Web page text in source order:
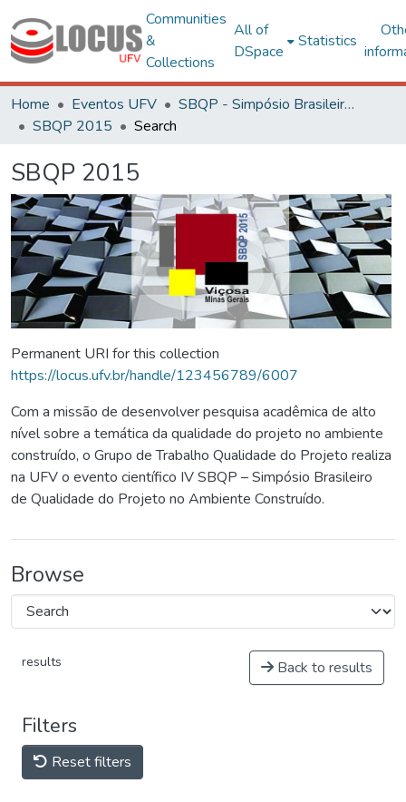
Communities
&
Collections
All of
DSpace
Statistics
Home Eventos UFV
SBQP - Simpósio Brasileiro de Qualidade do Projeto no Ambiente Construído
SBQP 2015
Search
SBQP 2015
Permanent URI for this collection
https://locus.ufv.br/handle/123456789/6007
Com a missão de desenvolver pesquisa acadêmica de alto
nível sobre a temática da qualidade do projeto no ambiente
construído, o Grupo de Trabalho Qualidade do Projeto realiza
na UFV o evento científico IV SBQP – Simpósio Brasileiro
de Qualidade do Projeto no Ambiente Construído.
Browse
results Back to results
Filters
Reset filters